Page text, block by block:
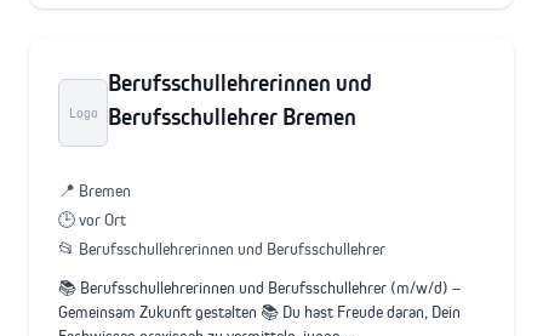
Logo
Berufsschullehrerinnen und
Berufsschullehrer Bremen
📍 Bremen
🕒 vor Ort
📂 Berufsschullehrerinnen und Berufsschullehrer
📚 Berufsschullehrerinnen und Berufsschullehrer (m/w/d) –
Gemeinsam Zukunft gestalten 📚 Du hast Freude daran, Dein